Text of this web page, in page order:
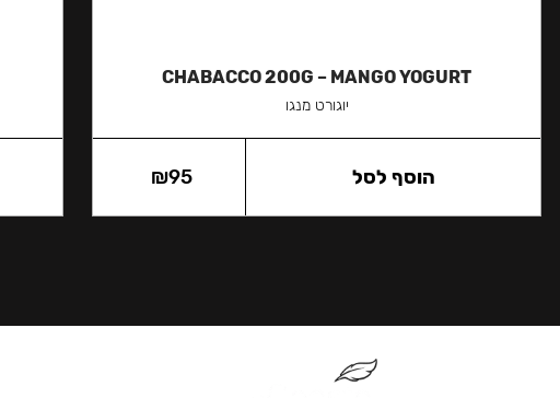
CHABACCO 200G – MANGO YOGURT
יוגורט מנגו
₪95 הוסף לסל